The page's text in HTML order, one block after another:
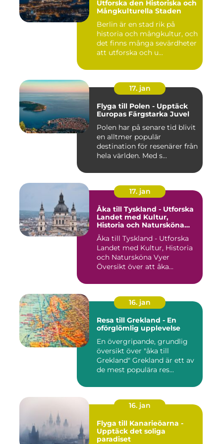
Utforska den Historiska och
Mångkulturella Staden
Berlin är en stad rik på
historia och mångkultur, och
det finns många sevärdheter
att utforska och u...
17. jan
Flyga till Polen - Upptäck
Europas Färgstarka Juvel
Polen har på senare tid blivit
en alltmer populär
destination för resenärer från
hela världen. Med s...
17. jan
Åka till Tyskland - Utforska
Landet med Kultur,
Historia och Natursköna
Vyer
Åka till Tyskland - Utforska
Landet med Kultur, Historia
och Natursköna Vyer
Översikt över att åka...
16. jan
Resa till Grekland - En
oförglömlig upplevelse
En övergripande, grundlig
översikt över "åka till
Grekland" Grekland är ett av
de mest populära res...
16. jan
Flyga till Kanarieöarna -
Upptäck det soliga
paradiset